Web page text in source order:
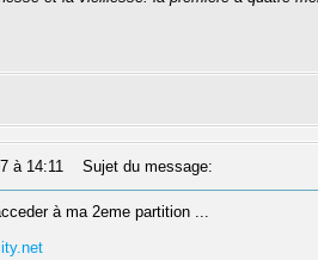
à 14:11 Sujet du message:
à ma 2eme partition ...